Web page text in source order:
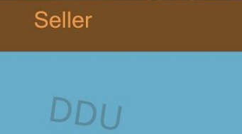
A Mastersul
Serviços
Blog